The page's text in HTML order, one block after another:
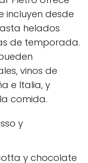
incluyen desde
helados
de temporada.
vinos de
e Italia, y
comida.
y
y chocolate